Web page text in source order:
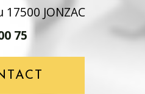
JONZAC
75